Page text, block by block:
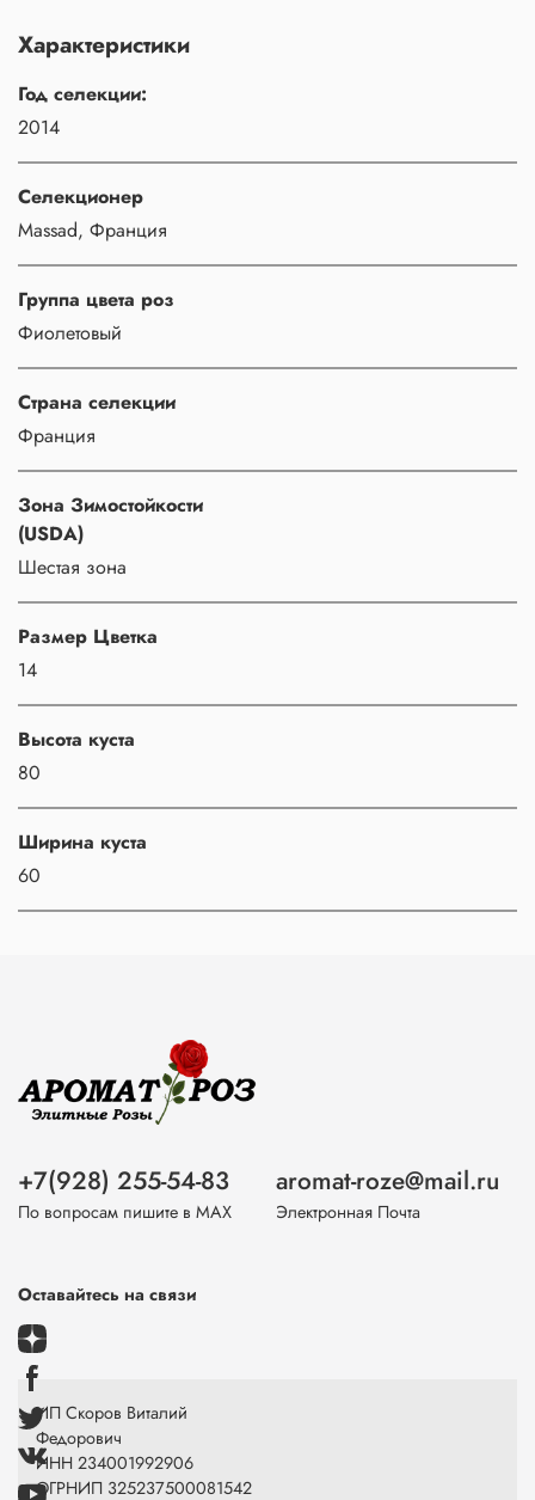
Характеристики
Год селекции:
2014
Селекционер
Massad, Франция
Группа цвета роз
Фиолетовый
Страна селекции
Франция
Зона Зимостойкости
(USDA)
Шестая зона
Размер Цветка
14
Высота куста
80
Ширина куста
60
+7(928) 255-54-83
По вопросам пишите в МАХ
aromat-roze@mail.ru
Электронная Почта
Оставайтесь на связи
ИП Скоров Виталий
Федорович
ИНН 234001992906
ОГРНИП 325237500081542